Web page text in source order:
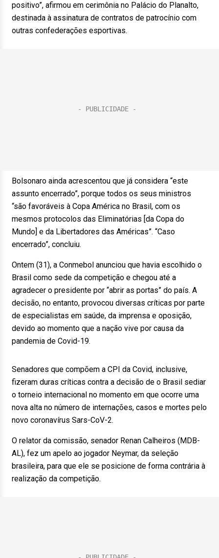
positivo”, afirmou em cerimônia no Palácio do Planalto,
destinada à assinatura de contratos de patrocínio com
outras confederações esportivas.
Bolsonaro ainda acrescentou que já considera “este
assunto encerrado”, porque todos os seus ministros
“são favoráveis à Copa América no Brasil, com os
mesmos protocolos das Eliminatórias [da Copa do
Mundo] e da Libertadores das Américas”. “Caso
encerrado”, concluiu.
Ontem (31), a Conmebol anunciou que havia escolhido o
Brasil como sede da competição e chegou até a
agradecer o presidente por “abrir as portas” do país. A
decisão, no entanto, provocou diversas críticas por parte
de especialistas em saúde, da imprensa e oposição,
devido ao momento que a nação vive por causa da
pandemia de Covid-19.
Senadores que compõem a CPI da Covid, inclusive,
fizeram duras críticas contra a decisão de o Brasil sediar
o torneio internacional no momento em que ocorre uma
nova alta no número de internações, casos e mortes pelo
novo coronavírus Sars-CoV-2.
O relator da comissão, senador Renan Calheiros (MDB-
AL), fez um apelo ao jogador Neymar, da seleção
brasileira, para que ele se posicione de forma contrária à
realização da competição.